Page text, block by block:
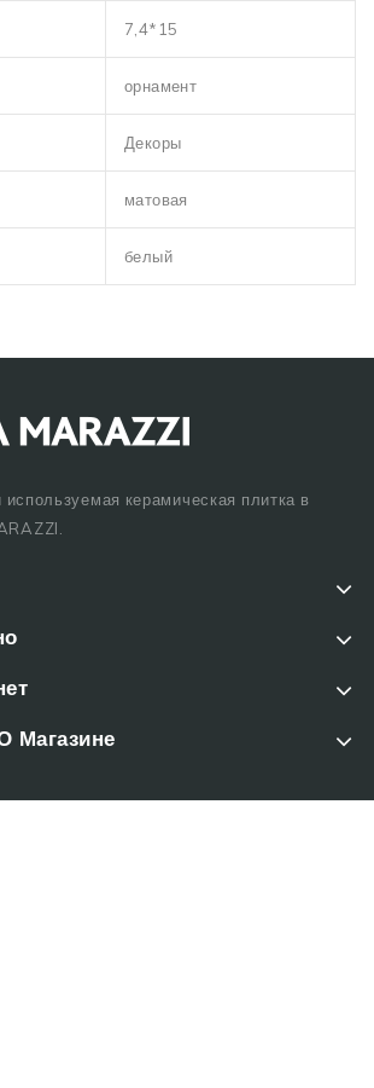
7,4*15
орнамент
Декоры
матовая
белый
керамическая плитка в
Магазине